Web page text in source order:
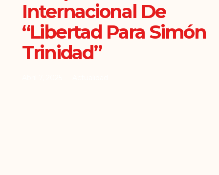
Internacional De
“Libertad Para Simón
Trinidad”